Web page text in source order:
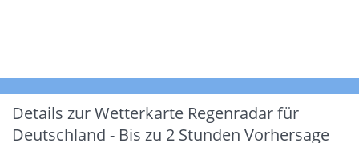
Details zur Wetterkarte Regenradar für
Deutschland - Bis zu 2 Stunden Vorhersage